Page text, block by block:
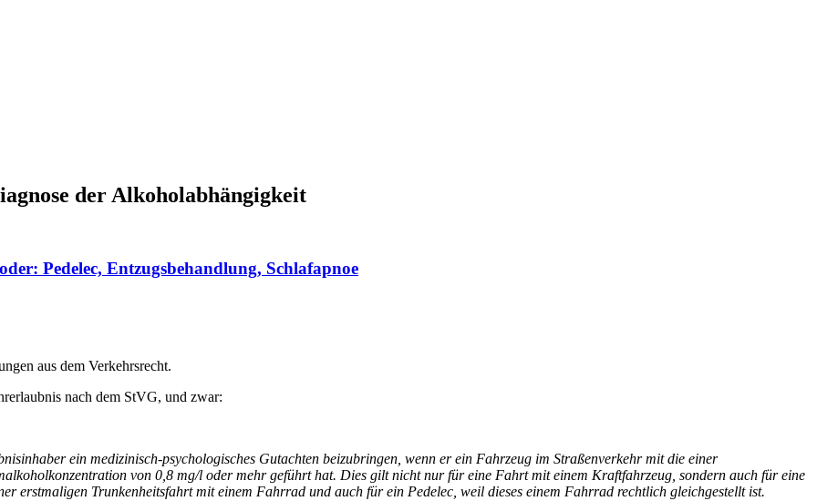
der Alkoholabhängigkeit
Pedelec, Entzugsbehandlung, Schlafapnoe
aus dem Verkehrsrecht.
nach dem StVG, und zwar:
ein medizinisch-psychologisches Gutachten beizubringen, wenn er ein Fahrzeug im Straßenverkehr mit die einer
von 0,8 mg/l oder mehr geführt hat. Dies gilt nicht nur für eine Fahrt mit einem Kraftfahrzeug, sondern auch für eine
erstmaligen Trunkenheitsfahrt mit einem Fahrrad und auch für ein Pedelec, weil dieses einem Fahrrad rechtlich gleichgestellt ist.